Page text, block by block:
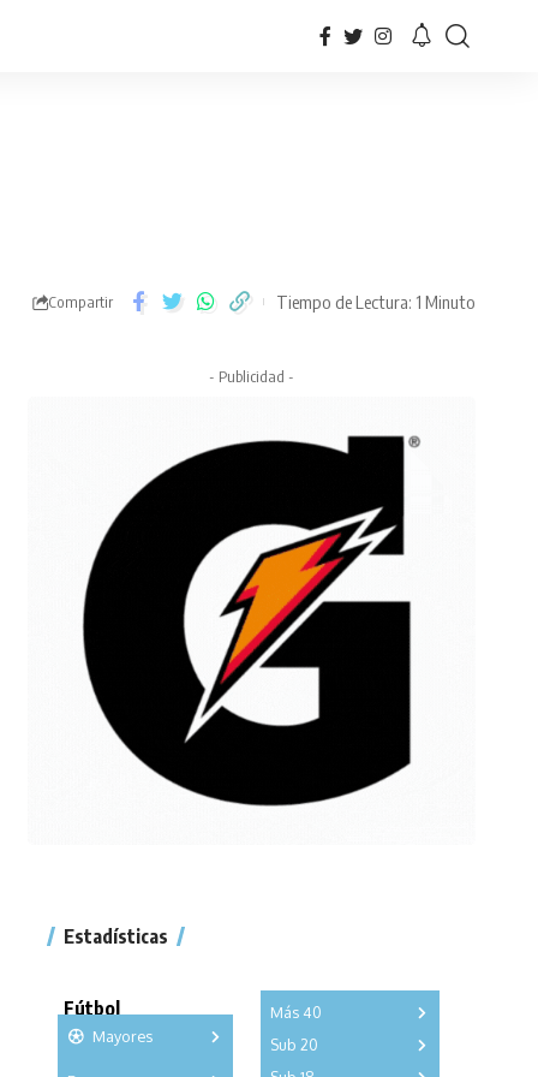
Compartir Tiempo de Lectura: 1 Minuto
- Publicidad -
Estadísticas
Fútbol
Mayores
Más 40
Sub 20